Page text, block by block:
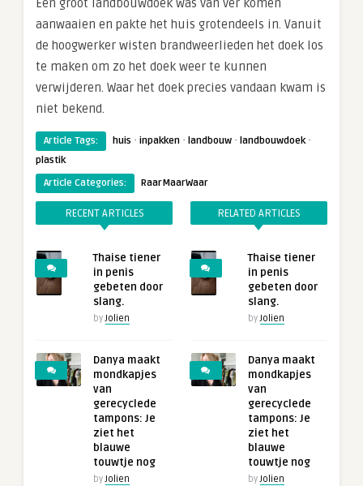
Een groot landbouwdoek was van ver komen
aanwaaien en pakte het huis grotendeels in. Vanuit
de hoogwerker wisten brandweerlieden het doek los
te maken om zo het doek weer te kunnen
verwijderen. Waar het doek precies vandaan kwam is
niet bekend.
Article Tags: huis · inpakken · landbouw · landbouwdoek·
plastik
Article Categories:
RaarMaarWaar
RECENT ARTICLES
Thaise tiener
in penis
gebeten door
slang.
byJolien
Danya maakt
mondkapjes
van
gerecyclede
tampons: Je
ziet het
blauwe
touwtje nog
byJolien
RELATED ARTICLES
Thaise tiener
in penis
gebeten door
slang.
byJolien
Danya maakt
mondkapjes
van
gerecyclede
tampons: Je
ziet het
blauwe
touwtje nog
byJolien